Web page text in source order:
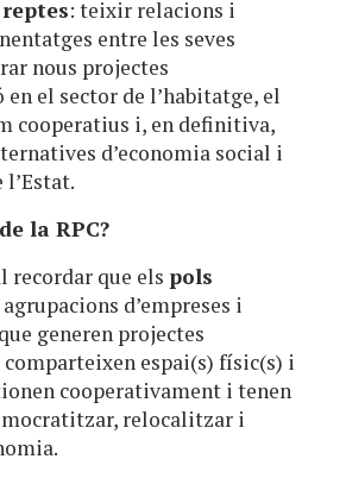
reptes: teixir relacions i
entre les seves
nous projectes
en el sector de l’habitatge, el
cooperatius i, en definitiva,
d’economia social i
la RPC?
recordar que els pols
d’empreses i
generen projectes
espai(s) físic(s) i
cooperativament i tenen
relocalitzar i